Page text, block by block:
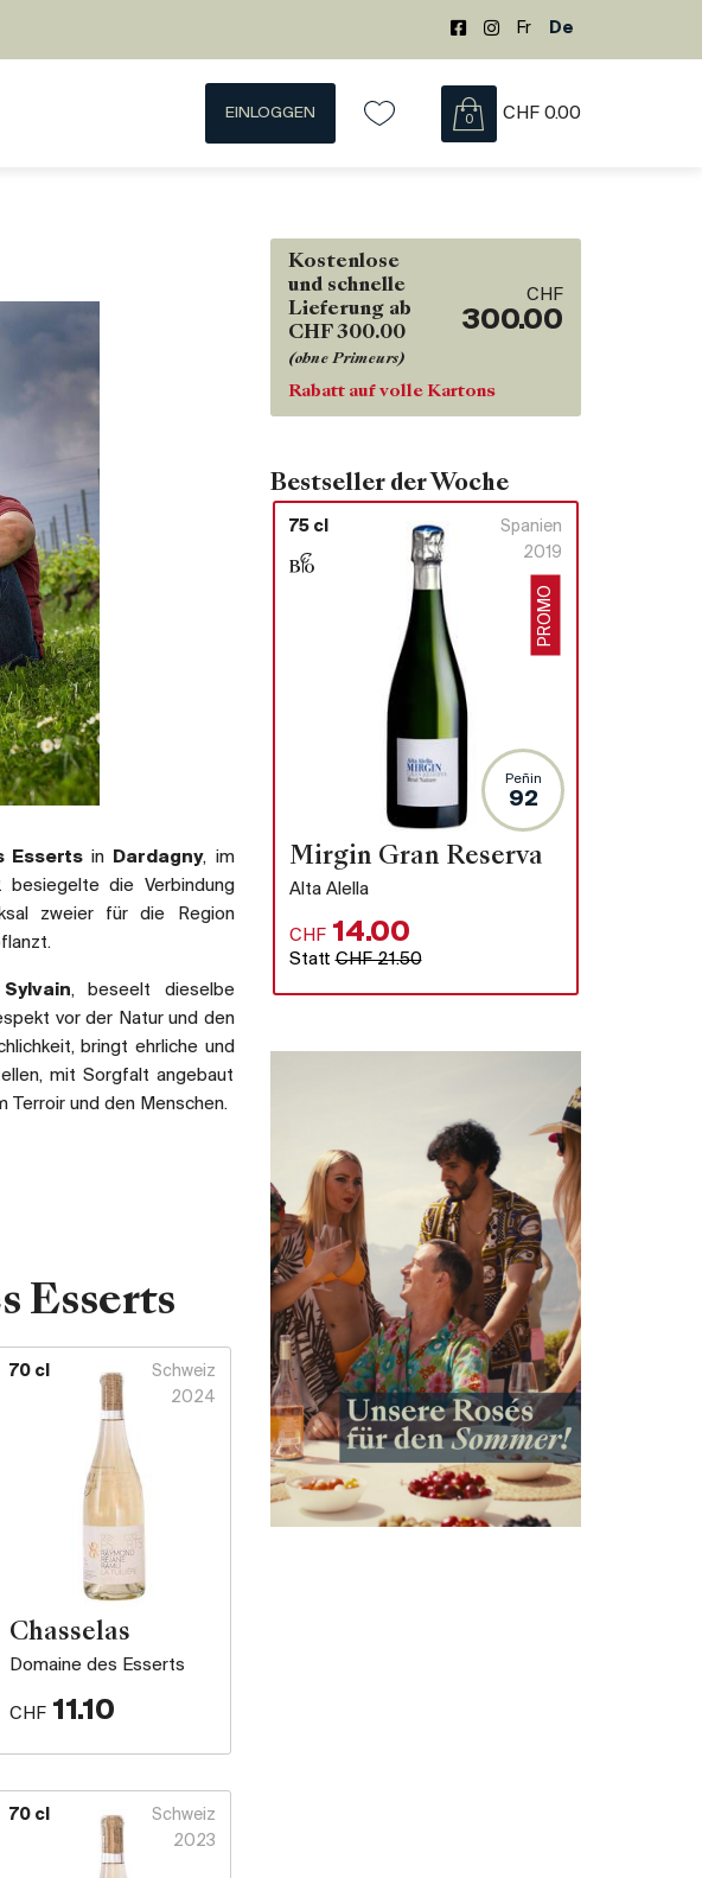
Fr De
EINLOGGEN 0 CHF 0.00
Esserts in Dardagny, im
besiegelte die Verbindung
zweier für die Region
, beseelt dieselbe
vor der Natur und den
bringt ehrliche und
mit Sorgfalt angebaut
Terroir und den Menschen.
Esserts
70 cl
Schweiz
2024
Chasselas
Domaine des Esserts
CHF 11.10
70 cl
Schweiz
2023
Kostenlose
und schnelle
Lieferung ab
CHF 300.00
(ohne Primeurs)
CHF
300.00
Rabatt auf volle Kartons
Bestseller der Woche
75 cl
Spanien
2019
PROMO
Peñin
92
Mirgin Gran Reserva
Alta Alella
CHF 14.00
StattCHF 21.50